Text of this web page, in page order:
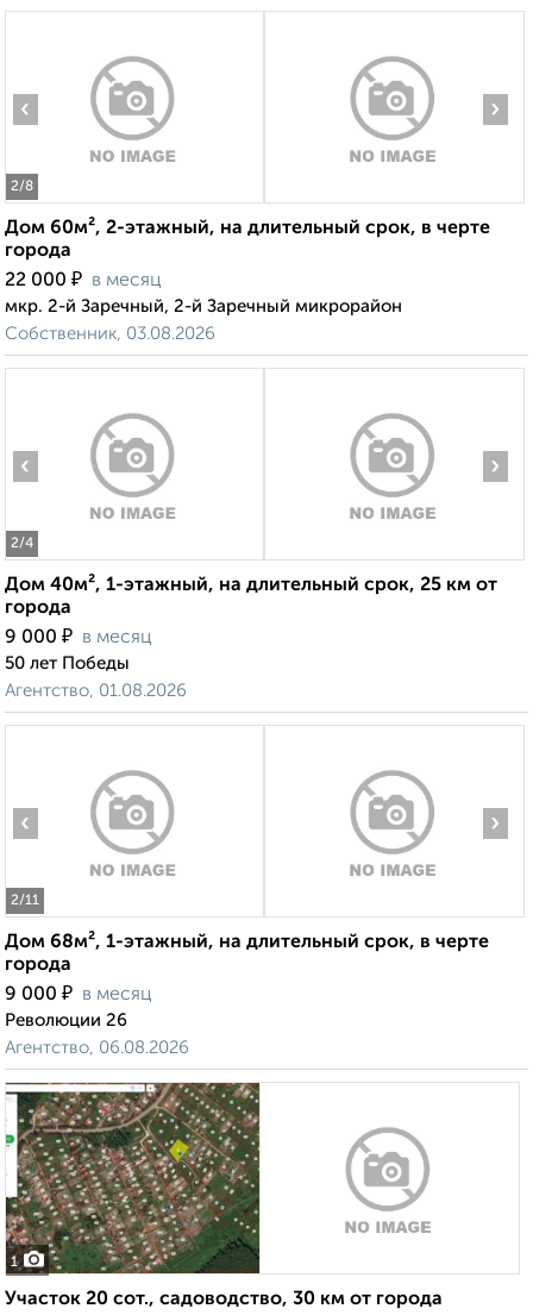
2/8
‹ ›
Дом 60м², 2-этажный, на длительный срок, в черте
города
22 000 ₽ в месяц
мкр. 2-й Заречный, 2-й Заречный микрорайон
Собственник, 03.08.2026
2/4
‹ ›
Дом 40м², 1-этажный, на длительный срок, 25 км от
города
9 000 ₽ в месяц
50 лет Победы
Агентство, 01.08.2026
2/11
‹ ›
Дом 68м², 1-этажный, на длительный срок, в черте
города
9 000 ₽ в месяц
Революции 26
Агентство, 06.08.2026
1
Участок 20 сот., садоводство, 30 км от города